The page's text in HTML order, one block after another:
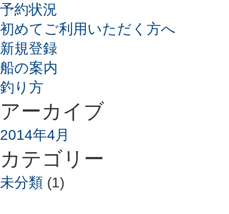
予約状況
初めてご利用いただく方へ
新規登録
船の案内
釣り方
アーカイブ
2014年4月
カテゴリー
未分類 (1)